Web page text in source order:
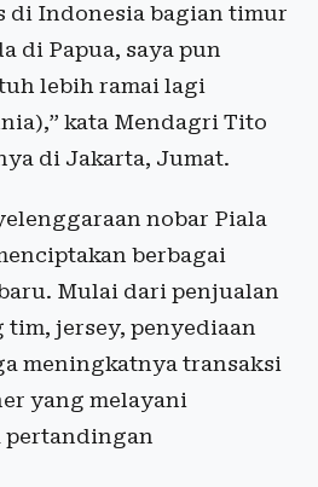
di Indonesia bagian timur
di Papua, saya pun
lebih ramai lagi
kata Mendagri Tito
di Jakarta, Jumat.
nobar Piala
berbagai
Mulai dari penjualan
jersey, penyediaan
meningkatnya transaksi
yang melayani
pertandingan